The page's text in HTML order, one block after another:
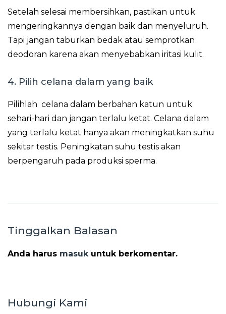
Setelah selesai membersihkan, pastikan untuk
mengeringkannya dengan baik dan menyeluruh.
Tapi jangan taburkan bedak atau semprotkan
deodoran karena akan menyebabkan iritasi kulit.
4. Pilih celana dalam yang baik
Pilihlah celana dalam berbahan katun untuk
sehari-hari dan jangan terlalu ketat. Celana dalam
yang terlalu ketat hanya akan meningkatkan suhu
sekitar testis. Peningkatan suhu testis akan
berpengaruh pada produksi sperma.
Tinggalkan Balasan
Anda harus masuk untuk berkomentar.
Hubungi Kami